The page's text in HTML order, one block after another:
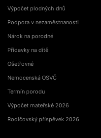
Výpočet plodných dnů
Podpora v nezaměstnanosti
Nárok na porodné
Přídavky na dítě
Ošetřovné
Nemocenská OSVČ
Termín porodu
Výpočet mateřské 2026
Rodičovský příspěvek 2026